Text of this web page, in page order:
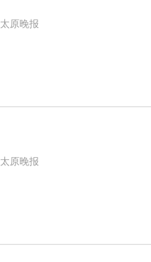
太原晚报
太原晚报